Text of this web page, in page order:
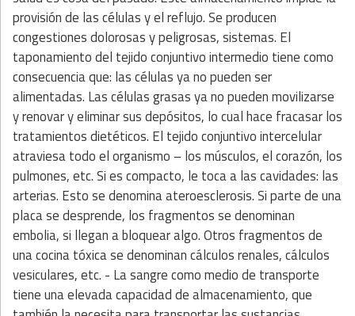
provisión de las células y el reflujo. Se producen
congestiones dolorosas y peligrosas, sistemas. El
taponamiento del tejido conjuntivo intermedio tiene como
consecuencia que: las células ya no pueden ser
alimentadas. Las células grasas ya no pueden movilizarse
y renovar y eliminar sus depósitos, lo cual hace fracasar los
tratamientos dietéticos. El tejido conjuntivo intercelular
atraviesa todo el organismo – los músculos, el corazón, los
pulmones, etc. Si es compacto, le toca a las cavidades: las
arterias. Esto se denomina ateroesclerosis. Si parte de una
placa se desprende, los fragmentos se denominan
embolia, si llegan a bloquear algo. Otros fragmentos de
una cocina tóxica se denominan cálculos renales, cálculos
vesiculares, etc. - La sangre como medio de transporte
tiene una elevada capacidad de almacenamiento, que